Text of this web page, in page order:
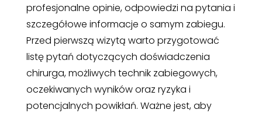
profesjonalne opinie, odpowiedzi na pytania i
szczegółowe informacje o samym zabiegu.
Przed pierwszą wizytą warto przygotować
listę pytań dotyczących doświadczenia
chirurga, możliwych technik zabiegowych,
oczekiwanych wyników oraz ryzyka i
potencjalnych powikłań. Ważne jest, aby